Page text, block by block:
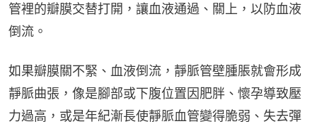
管裡的瓣膜交替打開，讓血液通過、關上，以防血液
倒流。
如果瓣膜關不緊、血液倒流，靜脈管壁腫脹就會形成
靜脈曲張，像是腳部或下腹位置因肥胖、懷孕導致壓
力過高，或是年紀漸長使靜脈血管變得脆弱、失去彈